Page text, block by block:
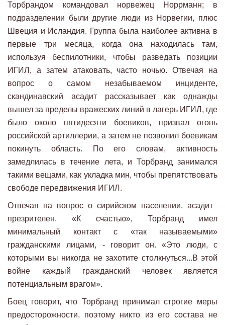
Торбрандом командовал норвежец Норрманн; в
подразделении были другие люди из Норвегии, плюс
Швеция и Исландия. Группа была наиболее активна в
первые три месяца, когда она находилась там,
используя беспилотники, чтобы разведать позиции
ИГИЛ, а затем атаковать, часто ночью. Отвечая на
вопрос о самом незабываемом инциденте,
скандинавский асадит рассказывает как однажды
вышел за пределы вражеских линий в лагерь ИГИЛ, где
было около пятидесяти боевиков, призвал огонь
российской артиллерии, а затем не позволил боевикам
покинуть область. По его словам, активность
замедлилась в течение лета, и Торбранд занимался
такими вещами, как укладка мин, чтобы препятствовать
свободе передвижения ИГИЛ.
Отвечая на вопрос о сирийском населении, асадит ​​
презрителен. «К счастью», Торбранд имел
минимальный контакт с «так называемыми»
гражданскими лицами, - говорит он. «Это люди, с
которыми вы никогда не захотите столкнуться...В этой
войне каждый гражданский человек является
потенциальным врагом».
Боец говорит, что Торбранд принимал строгие меры
предосторожности, поэтому никто из его состава не